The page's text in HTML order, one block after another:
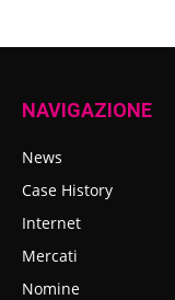
NAVIGAZIONE
News
Case History
Internet
Mercati
Nomine